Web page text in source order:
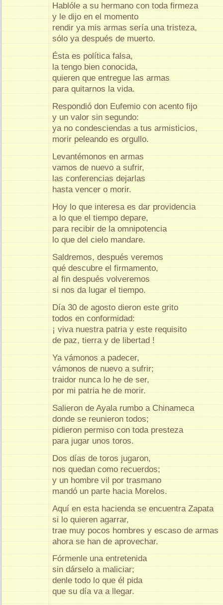
Hablóle a su hermano con toda firmeza
y le dijo en el momento
rendir ya mis armas sería una tristeza,
sólo ya después de muerto.
Ésta es política falsa,
la tengo bien conocida,
quieren que entregue las armas
para quitarnos la vida.
Respondió don Eufemio con acento fijo
y un valor sin segundo:
ya no condesciendas a tus armisticios,
morir peleando es orgullo.
Levantémonos en armas
vamos de nuevo a sufrir,
las conferencias dejarlas
hasta vencer o morir.
Hoy lo que interesa es dar providencia
a lo que el tiempo depare,
para recibir de la omnipotencia
lo que del cielo mandare.
Saldremos, después veremos
qué descubre el firmamento,
al fin después volveremos
si nos da lugar el tiempo.
Día 30 de agosto dieron este grito
todos en conformidad:
¡ viva nuestra patria y este requisito
de paz, tierra y de libertad !
Ya vámonos a padecer,
vámonos de nuevo a sufrir;
traidor nunca lo he de ser,
por mi patria he de morir.
Salieron de Ayala rumbo a Chinameca
donde se reunieron todos;
pidieron permiso con toda presteza
para jugar unos toros.
Dos días de toros jugaron,
nos quedan como recuerdos;
y un hombre vil por trasmano
mandó un parte hacia Morelos.
Aquí en esta hacienda se encuentra Zapata
si lo quieren agarrar,
trae muy pocos hombres y escaso de armas
ahora se han de aprovechar.
Fórmenle una entretenida
sin dárselo a maliciar;
denle todo lo que él pida
que su día va a llegar.